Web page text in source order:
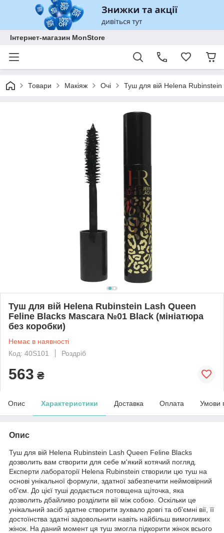
Інтернет-магазин MonStore
Товари Макіяж Очі Туш для вій Helena
Туш для вій Helena Rubinstein Lash Queen
Feline Blacks Mascara №01 Black (мініатюра
без коробки)
Немає в наявності
Код: 40S101
Роздріб
563 ₴
Опис Характеристики Доставка Оплата Умови
Опис
Туш для вій Helena Rubinstein Lash Queen Feline Blacks
дозволить вам створити для себе м'який котячий погляд.
Експерти лабораторії Helena Rubinstein створили цю туш на
основі унікальної формули, здатної забезпечити неймовірний
об'єм. До цієї туші додається потовщена щіточка, яка
дозволить дбайливо розділити вії між собою. Оскільки це
унікальний засіб здатне створити зухвало довгі та об'ємні вії, її
достоїнства здатні задовольнити навіть найбільш вимогливих
жінок. На даний момент ця туш змогла підкорити жінок всього